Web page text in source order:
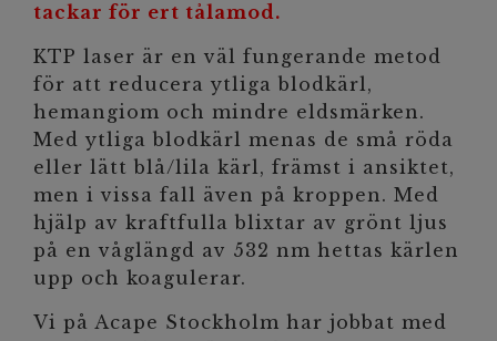
tackar för ert tålamod.
KTP laser är en väl fungerande metod
för att reducera ytliga blodkärl,
hemangiom och mindre eldsmärken.
Med ytliga blodkärl menas de små röda
eller lätt blå/lila kärl, främst i ansiktet,
men i vissa fall även på kroppen. Med
hjälp av kraftfulla blixtar av grönt ljus
på en våglängd av 532 nm hettas kärlen
upp och koagulerar.
Vi på Acape Stockholm har jobbat med